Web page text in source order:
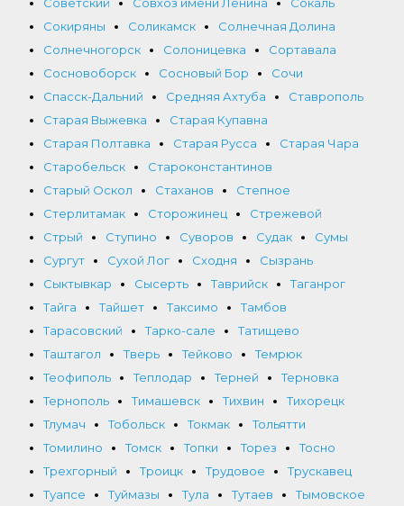
Сокиряны
Соликамск
Солнечная Долина
Солнечногорск
Солоницевка
Сортавала
Сосновоборск
Сосновый Бор
Сочи
Спасск-Дальний
Средняя Ахтуба
Ставрополь
Старая Выжевка
Старая Купавна
Старая Полтавка
Старая Русса
Старая Чара
Старобельск
Староконстантинов
Старый Оскол
Стаханов
Степное
Стерлитамак
Сторожинец
Стрежевой
Стрый
Ступино Суворов Судак
Сумы
Сургут
Сухой Лог Сходня
Сызрань
Сыктывкар
Сысерть Таврийск
Таганрог
Тайга
Тайшет Таксимо
Тамбов
Тарасовский
Тарко-сале
Татищево
Таштагол
Тверь Тейково
Темрюк
Теофиполь
Теплодар Терней
Терновка
Тернополь
Тимашевск Тихвин
Тихорецк
Тлумач
Тобольск Токмак
Тольятти
Томилино
Томск Топки Торез
Тосно
Трехгорный
Троицк Трудовое
Трускавец
Туапсе
Туймазы Тула Тутаев
Тымовское